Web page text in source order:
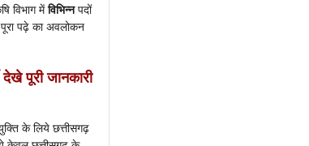
विभाग मेंविभिन्नपदों
पूरा पढ़े का अवलोकन
देखे पूरी जानकारी
के लिये छत्तीसगढ़